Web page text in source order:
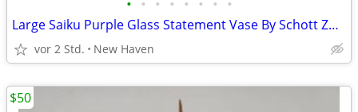
• • • • • • • •
Large Saiku Purple Glass Statement Vase By Schott Zwiesel
vor 2 Std. New Haven
$50